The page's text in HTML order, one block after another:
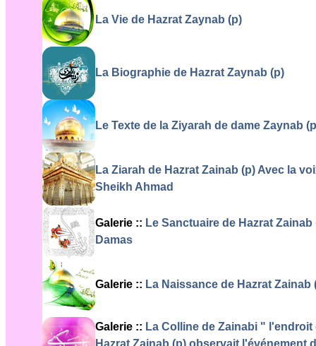
La Vie de Hazrat Zaynab (p)
La Biographie de Hazrat Zaynab (p)
Le Texte de la Ziyarah de dame Zaynab
La Ziarah de Hazrat Zainab (p) Avec la
Sheikh Ahmad
Galerie :: Le Sanctuaire de Hazrat Zainab
Damas
Galerie :: La Naissance de Hazrat Zainab
Galerie :: La Colline de Zainabi " l'endroit
Hazrat Zainab (p) observait l'événement